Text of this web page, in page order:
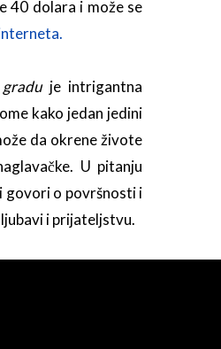
40 dolara i može se
je intrigantna
kako jedan jedini
da okrene živote
U pitanju
govori o površnosti i
ljubavi i prijateljstvu.